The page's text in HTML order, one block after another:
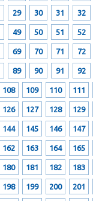
29 30 31 32
49 50 51 52
69 70 71 72
89 90 91 92
108 109 110 111
126 127 128 129
144 145 146 147
162 163 164 165
180 181 182 183
198 199 200 201